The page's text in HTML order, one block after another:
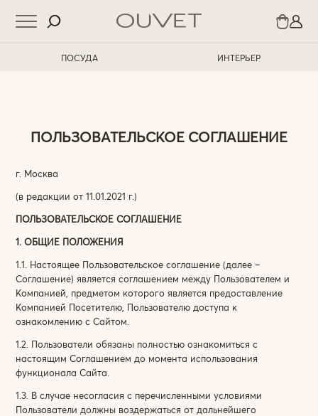
ПОСУДА ИНТЕРЬЕР
ПОЛЬЗОВАТЕЛЬСКОЕ СОГЛАШЕНИЕ
г. Москва
(в редакции от 11.01.2021 г.)
ПОЛЬЗОВАТЕЛЬСКОЕ СОГЛАШЕНИЕ
1. ОБЩИЕ ПОЛОЖЕНИЯ
1.1. Настоящее Пользовательское соглашение (далее –
Соглашение) является соглашением между Пользователем и
Компанией, предметом которого является предоставление
Компанией Посетителю, Пользователю доступа к
ознакомлению с Сайтом.
1.2. Пользователи обязаны полностью ознакомиться с
настоящим Соглашением до момента использования
функционала Сайта.
1.3. В случае несогласия с перечисленными условиями
Пользователи должны воздержаться от дальнейшего